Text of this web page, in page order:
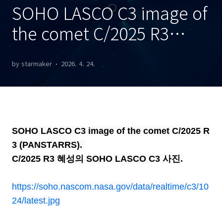
SOHO LASCO C3 image of
the comet C/2025 R3
(PANSTARRS) C/2025 R3
혜성의 SOHO LASCO C3 사
진
by starmaker 2026. 4. 24.
SOHO LASCO C3 image of the comet C/2025 R
3 (PANSTARRS).
C/2025 R3 혜성의 SOHO LASCO C3 사진.
https://soho.nascom.nasa.gov/data/realtime/c3/10
24/latest.jpg